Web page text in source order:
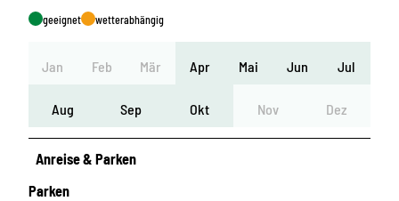
geeignet wetterabhängig
Jan Feb Mär Apr Mai Jun Jul
Aug Sep Okt Nov Dez
Anreise & Parken
Parken